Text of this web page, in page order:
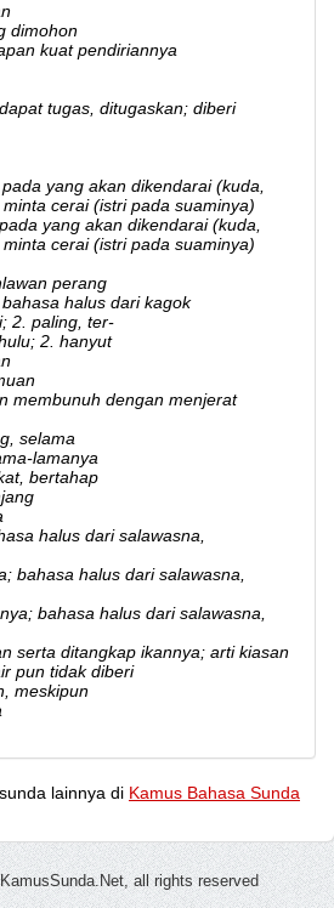
dimohon
kuat pendiriannya
tugas, ditugaskan; diberi
yang akan dikendarai (kuda,
cerai (istri pada suaminya)
yang akan dikendarai (kuda,
cerai (istri pada suaminya)
perang
halus dari kagok
2. paling, ter-
2. hanyut
membunuh dengan menjerat
selama
lamanya
bertahap
halus dari salawasna,
bahasa halus dari salawasna,
bahasa halus dari salawasna,
serta ditangkap ikannya; arti kiasan
pun tidak diberi
meskipun
lainnya di Kamus Bahasa Sunda
all rights reserved